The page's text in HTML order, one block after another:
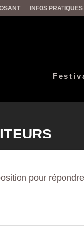
INFOS PRATIQUES
pour